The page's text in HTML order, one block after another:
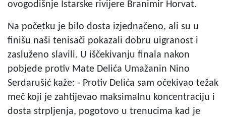
ovogodišnje Istarske rivijere Branimir Horvat.
Na početku je bilo dosta izjednačeno, ali su u
finišu naši tenisači pokazali dobru uigranost i
zasluženo slavili. U iščekivanju finala nakon
pobjede protiv Mate Delića Umažanin Nino
Serdarušić kaže: - Protiv Delića sam očekivao težak
meč koji je zahtijevao maksimalnu koncentraciju i
dosta strpljenja, pogotovo u trenucima kad je